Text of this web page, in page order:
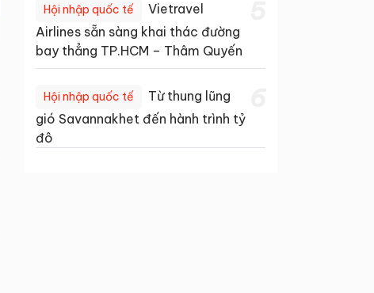
Hội nhập quốc tế
Vietravel
Airlines sẵn sàng khai thác đường
bay thẳng TP.HCM – Thâm Quyến
Hội nhập quốc tế
Từ thung lũng
gió Savannakhet đến hành trình tỷ
đô